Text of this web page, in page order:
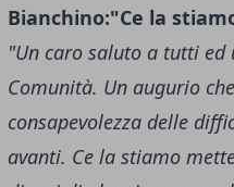
Bianchino:"Ce la
"Un caro saluto a tutti
Comunità. Un augurio
consapevolezza delle
avanti. Ce la stiamo